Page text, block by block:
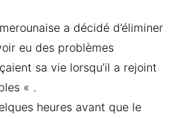
a décidé d’éliminer
eu des problèmes
sa vie lorsqu’il a rejoint
« .
heures avant que le